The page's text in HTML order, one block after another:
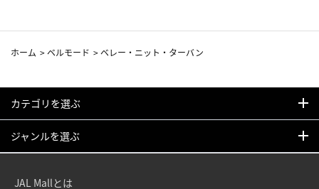
ホーム >ベルモード >ベレー・ニット・ターバン
カテゴリを選ぶ
ジャンルを選ぶ
JAL Mallとは